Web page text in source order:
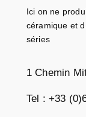
Ici on ne
céramique et
séries
1 Chemin
Tel : +33